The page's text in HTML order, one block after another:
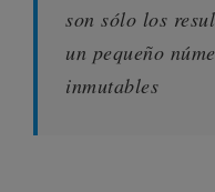
son sólo los
un pequeño
inmutables